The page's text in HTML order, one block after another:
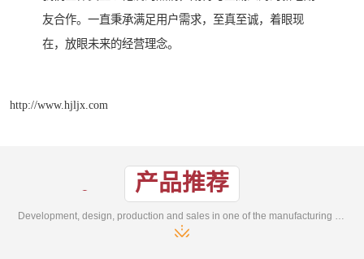
友合作。一直秉承满足用户需求，至真至诚，着眼现
在，放眼未来的经营理念。
http://www.hjljx.com
产品推荐